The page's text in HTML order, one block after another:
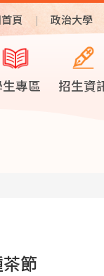
頁 政治大學
生專區 招生資
節